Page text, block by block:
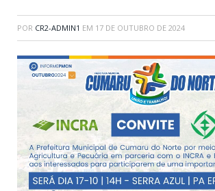
POR CR2-ADMIN1 EM 17 DE OUTUBRO DE 2024